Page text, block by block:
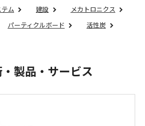
ム 建設
メカトロニクス
パーティクルボード 活性炭
製品・サービス